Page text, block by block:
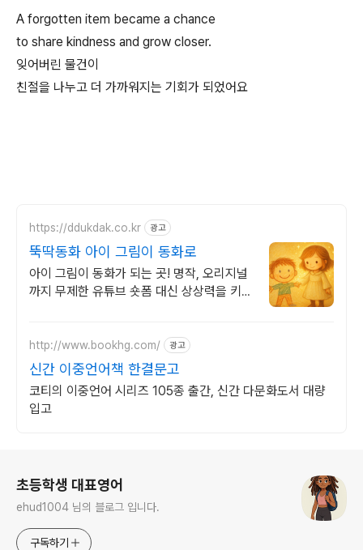
A forgotten item became a chance
to share kindness and grow closer.
잊어버린 물건이
친절을 나누고 더 가까워지는 기회가 되었어요
https://ddukdak.co.kr 광고
뚝딱동화 아이 그림이 동화로
아이 그림이 동화가 되는 곳! 명작, 오리지널
까지 무제한 유튜브 숏폼 대신 상상력을 키우
http://www.bookhg.com/ 광고
신간 이중언어책 한결문고
코티의 이중언어 시리즈 105종 출간, 신간 다문화도서 대량
입고
초등학생 대표영어
ehud1004 님의 블로그 입니다.
구독하기